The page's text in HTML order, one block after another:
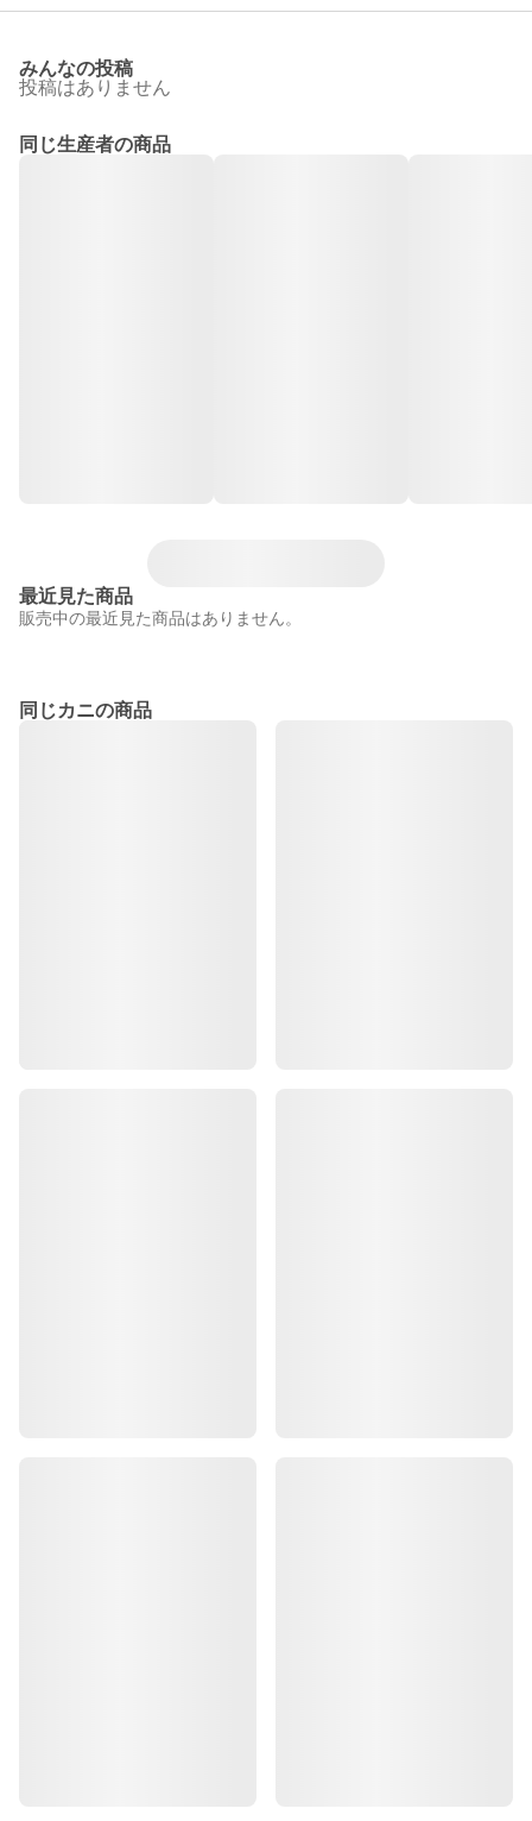
みんなの投稿
投稿はありません
同じ生産者の商品
最近見た商品
販売中の最近見た商品はありません。
同じカニの商品